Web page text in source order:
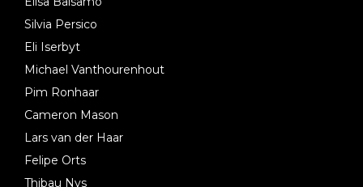
Silvia Persico
Eli Iserbyt
Michael Vanthourenhout
Pim Ronhaar
Cameron Mason
Lars van der Haar
Felipe Orts
Thibau Nys